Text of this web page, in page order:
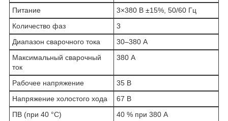
Питание
3×380 В ±15%, 50/60 Гц
Количество фаз
3
Диапазон сварочного тока
30–380 А
Максимальный сварочный
ток
380 А
Рабочее напряжение
35 В
Напряжение холостого хода
67 В
ПВ (при 40 °C)
40 % при 380 А